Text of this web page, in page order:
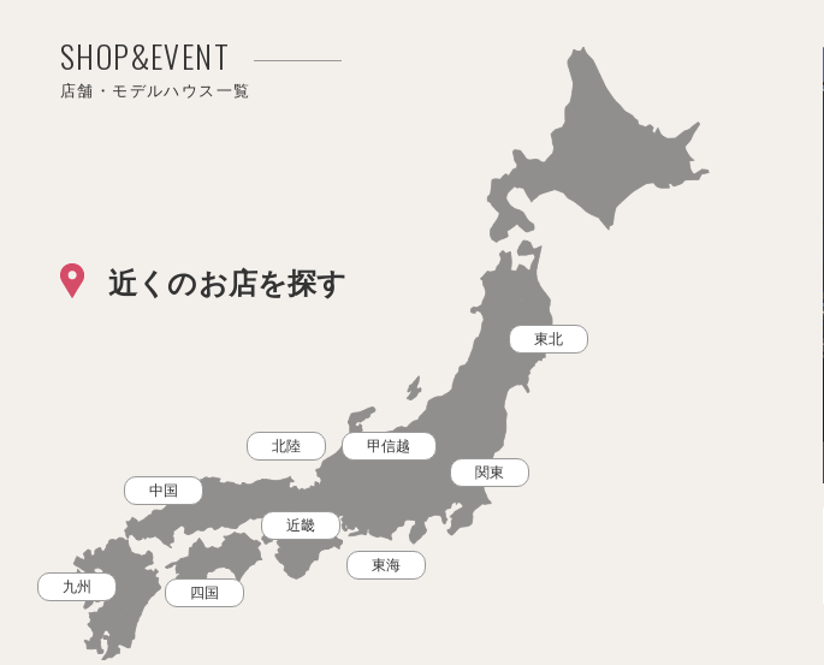
SHOP&EVENT
店舗・モデルハウス一覧
近くのお店を探す
東北
甲信越
北陸
関東
東海
近畿
中国
四国
九州